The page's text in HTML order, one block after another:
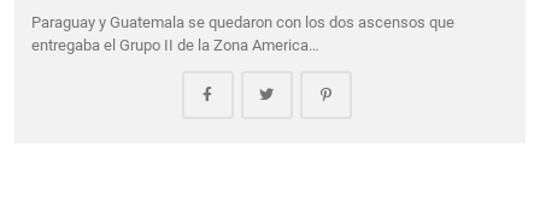
Paraguay y Guatemala se quedaron con los dos ascensos que
entregaba el Grupo II de la Zona America…